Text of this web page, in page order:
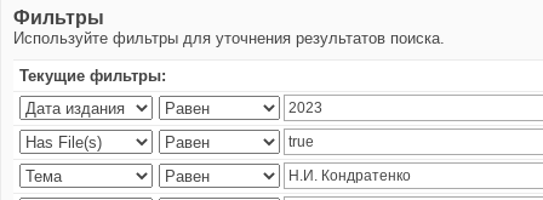
Фильтры
Используйте фильтры для уточнения результатов поиска.
Текущие фильтры: